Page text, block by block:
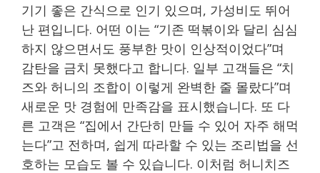
기기 좋은 간식으로 인기 있으며, 가성비도 뛰어
난 편입니다. 어떤 이는 “기존 떡볶이와 달리 심심
하지 않으면서도 풍부한 맛이 인상적이었다”며
감탄을 금치 못했다고 합니다. 일부 고객들은 “치
즈와 허니의 조합이 이렇게 완벽한 줄 몰랐다”며
새로운 맛 경험에 만족감을 표시했습니다. 또 다
른 고객은 “집에서 간단히 만들 수 있어 자주 해먹
는다”고 전하며, 쉽게 따라할 수 있는 조리법을 선
호하는 모습도 볼 수 있습니다. 이처럼 허니치즈